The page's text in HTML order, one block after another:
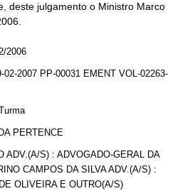
deste julgamento o Ministro Marco
2006
02-2007 PP-00031 EMENT VOL-02263-
PERTENCE
ADV.(A/S) : ADVOGADO-GERAL DA
CAMPOS DA SILVA ADV.(A/S) :
OLIVEIRA E OUTRO(A/S)